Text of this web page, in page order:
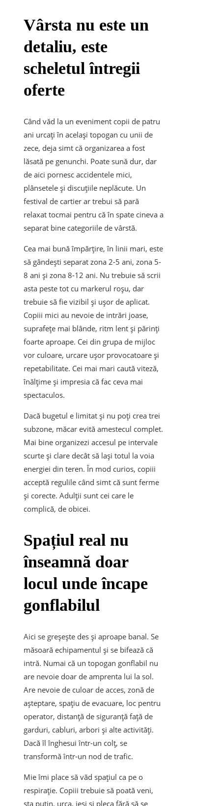
Vârsta nu este un
detaliu, este
scheletul întregii
oferte
Când văd la un eveniment copii de patru
ani urcați în același topogan cu unii de
zece, deja simt că organizarea a fost
lăsată pe genunchi. Poate sună dur, dar
de aici pornesc accidentele mici,
plânsetele și discuțiile neplăcute. Un
festival de cartier ar trebui să pară
relaxat tocmai pentru că în spate cineva a
separat bine categoriile de vârstă.
Cea mai bună împărțire, în linii mari, este
să gândești separat zona 2-5 ani, zona 5-
8 ani și zona 8-12 ani. Nu trebuie să scrii
asta peste tot cu markerul roșu, dar
trebuie să fie vizibil și ușor de aplicat.
Copiii mici au nevoie de intrări joase,
suprafețe mai blânde, ritm lent și părinți
foarte aproape. Cei din grupa de mijloc
vor culoare, urcare ușor provocatoare și
repetabilitate. Cei mai mari caută viteză,
înălțime și impresia că fac ceva mai
spectaculos.
Dacă bugetul e limitat și nu poți crea trei
subzone, măcar evită amestecul complet.
Mai bine organizezi accesul pe intervale
scurte și clare decât să lași totul la voia
energiei din teren. În mod curios, copiii
acceptă regulile când simt că sunt ferme
și corecte. Adulții sunt cei care le
complică, de obicei.
Spațiul real nu
înseamnă doar
locul unde încape
gonflabilul
Aici se greșește des și aproape banal. Se
măsoară echipamentul și se bifează că
intră. Numai că un topogan gonflabil nu
are nevoie doar de amprenta lui la sol.
Are nevoie de culoar de acces, zonă de
așteptare, spațiu de evacuare, loc pentru
operator, distanță de siguranță față de
garduri, cabluri, arbori și alte activități.
Dacă îl înghesui într-un colț, se
transformă într-un nod de trafic.
Mie îmi place să văd spațiul ca pe o
respirație. Copiii trebuie să poată veni,
sta puțin, urca, ieși și pleca fără să se